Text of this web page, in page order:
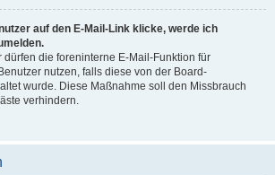
auf den E-Mail-Link klicke, werde ich
dürfen die foreninterne E-Mail-Funktion für
nutzen, falls diese von der Board-
wurde. Diese Maßnahme soll den Missbrauch
verhindern.